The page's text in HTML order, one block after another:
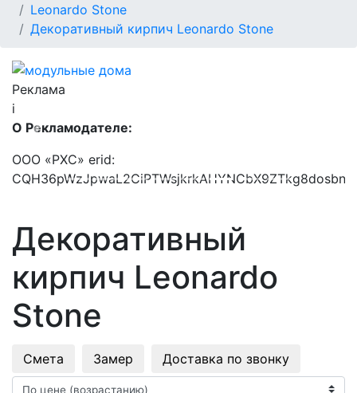
Leonardo Stone
Декоративный кирпич Leonardo Stone
О Рекламодателе:
ООО «РХС» erid:
Previous
Декоративный
кирпич Leonardo
Stone
Смета Замер Доставка по звонку